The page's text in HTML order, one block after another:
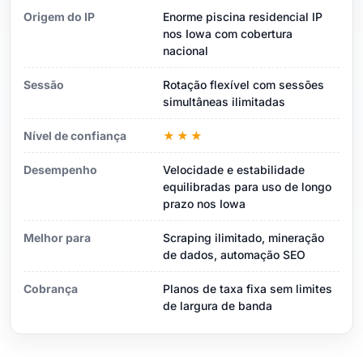
Origem do IP
Enorme piscina residencial IP
nos Iowa com cobertura
nacional
Sessão
Rotação flexível com sessões
simultâneas ilimitadas
Nível de confiança ★★★
Desempenho
Velocidade e estabilidade
equilibradas para uso de longo
prazo nos Iowa
Melhor para
Scraping ilimitado, mineração
de dados, automação SEO
Cobrança
Planos de taxa fixa sem limites
de largura de banda